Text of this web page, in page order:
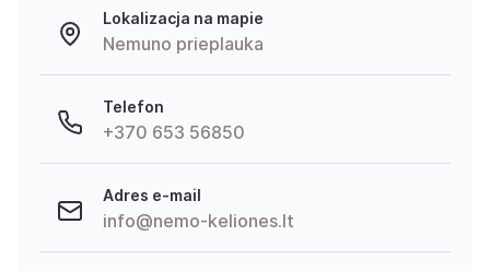
Lokalizacja na mapie
Nemuno prieplauka
Telefon
+370 653 56850
Adres e-mail
info@nemo-keliones.lt